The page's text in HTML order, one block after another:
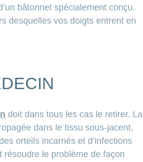
bâtonnet spécialement conçu.
desquelles vos doigts entrent en
doit dans tous les cas le retirer. La
dans le tissu sous-jacent,
orteils incarnés et d’infections
résoudre le problème de façon